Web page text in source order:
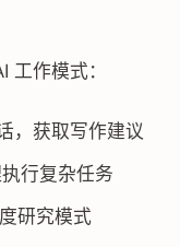
作模式：
，获取写作建议
行复杂任务
研究模式